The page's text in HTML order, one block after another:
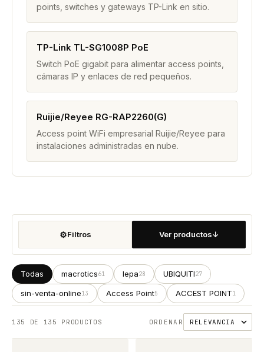
points, switches y gateways TP-Link en sitio.
TP-Link TL-SG1008P PoE
Switch PoE gigabit para alimentar access points,
cámaras IP y enlaces de red pequeños.
Ruijie/Reyee RG-RAP2260(G)
Access point WiFi empresarial Ruijie/Reyee para
instalaciones administradas en nube.
⚙Filtros Ver productos↓
Todas macrotics61 lepa28 UBIQUITI27
sin-venta-online13 Access Point5 ACCEST POINT1
135 DE 135 PRODUCTOS ORDENAR